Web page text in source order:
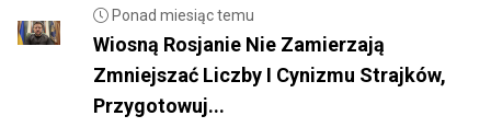
Ponad miesiąc temu
Wiosną Rosjanie Nie Zamierzają
Zmniejszać Liczby I Cynizmu Strajków,
Przygotowuj...